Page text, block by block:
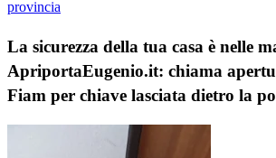
provincia
La sicurezza della tua casa è nelle
ApriportaEugenio.it: chiama
Fiam per chiave lasciata dietro la